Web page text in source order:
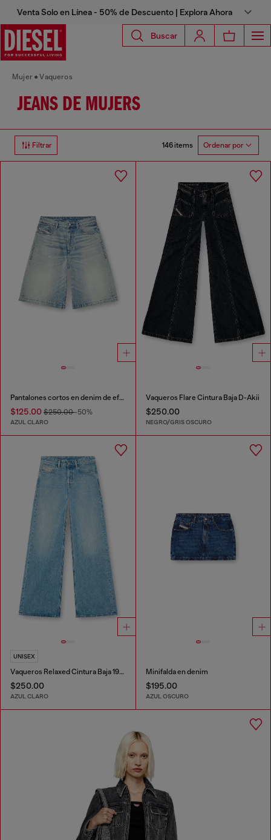
Venta Solo en Línea - 50% de Descuento | Explora Ahora
Buscar
Mujer Vaqueros
JEANS DE MUJERS
Filtrar 146 items Ordenar por
Pantalones cortos en denim de efecto desgastado
$125.00 $250.00-50%
AZUL CLARO
Vaqueros Flare Cintura Baja D-Akii
$250.00
NEGRO/GRIS OSCURO
UNISEX
Vaqueros Relaxed Cintura Baja 1996 D-Sire
$250.00
AZUL CLARO
Minifalda en denim
$195.00
AZUL OSCURO